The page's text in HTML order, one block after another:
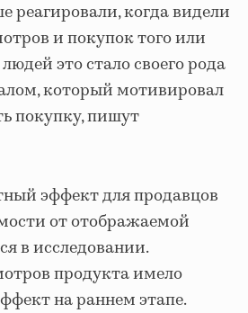
реагировали, когда видели
и покупок того или
это стало своего рода
который мотивировал
покупку, пишут
эффект для продавцов
от отображаемой
в исследовании.
продукта имело
на раннем этапе.